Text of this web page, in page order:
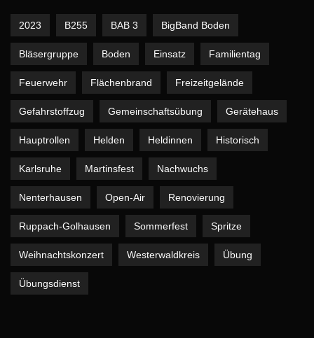
2023 B255 BAB 3 BigBand Boden
Bläsergruppe Boden Einsatz Familientag
Feuerwehr Flächenbrand Freizeitgelände
Gefahrstoffzug Gemeinschaftsübung Gerätehaus
Hauptrollen Helden Heldinnen Historisch
Karlsruhe Martinsfest Nachwuchs
Nenterhausen Open-Air Renovierung
Ruppach-Golhausen Sommerfest Spritze
Weihnachtskonzert Westerwaldkreis Übung
Übungsdienst